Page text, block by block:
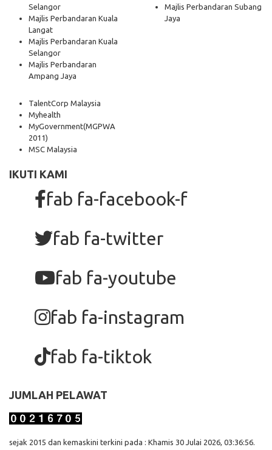
Selangor
Majlis Perbandaran Kuala
Langat
Majlis Perbandaran Kuala
Selangor
Majlis Perbandaran
Ampang Jaya
Majlis Perbandaran Subang
Jaya
TalentCorp Malaysia
Myhealth
MyGovernment(MGPWA
2011)
MSC Malaysia
IKUTI KAMI
fab fa-facebook-f
fab fa-twitter
fab fa-youtube
fab fa-instagram
fab fa-tiktok
JUMLAH PELAWAT
sejak 2015 dan kemaskini terkini pada : Khamis 30 Julai 2026, 03:36:56.